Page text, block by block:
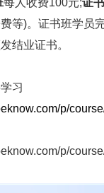
每人收费100元;证
等)。证书班学员
结业证书。
习
p/
p/